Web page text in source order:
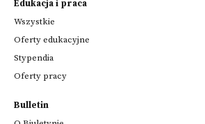
Edukacja i praca
Wszystkie
Oferty edukacyjne
Stypendia
Oferty pracy
Bulletin